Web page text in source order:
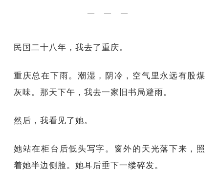
— — —
民国二十八年，我去了重庆。
重庆总在下雨。潮湿，阴冷，空气里永远有股煤
灰味。那天下午，我去一家旧书局避雨。
然后，我看见了她。
她站在柜台后低头写字。窗外的天光落下来，照
着她半边侧脸。她耳后垂下一缕碎发。